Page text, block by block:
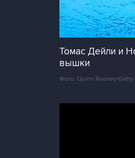
Томас Дейли и
вышки
Фото: Quinn Rooney/Getty